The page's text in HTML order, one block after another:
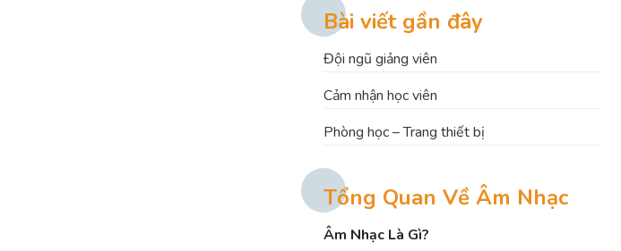
Bài viết gần đây
Đội ngũ giảng viên
Cảm nhận học viên
Phòng học – Trang thiết bị
Tổng Quan Về Âm Nhạc
Âm Nhạc Là Gì?